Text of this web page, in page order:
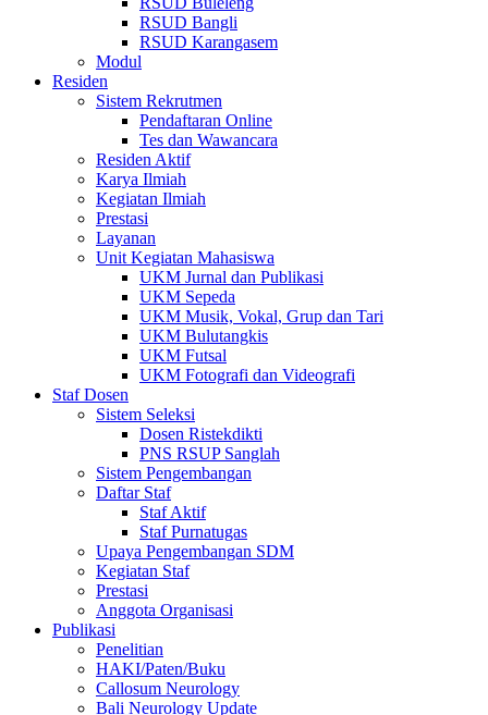
RSUD Bangli
RSUD Karangasem
Modul
Residen
Sistem Rekrutmen
Pendaftaran Online
Tes dan Wawancara
Residen Aktif
Karya Ilmiah
Kegiatan Ilmiah
Prestasi
Layanan
Unit Kegiatan Mahasiswa
UKM Jurnal dan Publikasi
UKM Sepeda
UKM Musik, Vokal, Grup dan Tari
UKM Bulutangkis
UKM Futsal
UKM Fotografi dan Videografi
Staf Dosen
Sistem Seleksi
Dosen Ristekdikti
PNS RSUP Sanglah
Sistem Pengembangan
Daftar Staf
Staf Aktif
Staf Purnatugas
Upaya Pengembangan SDM
Kegiatan Staf
Prestasi
Anggota Organisasi
Publikasi
Penelitian
HAKI/Paten/Buku
Callosum Neurology
Bali Neurology Update